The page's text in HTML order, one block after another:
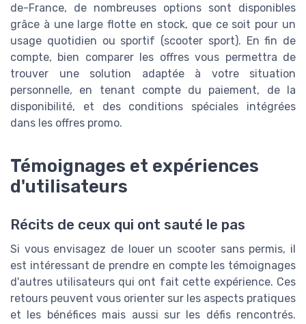
de-France, de nombreuses options sont disponibles
grâce à une large flotte en stock, que ce soit pour un
usage quotidien ou sportif (scooter sport). En fin de
compte, bien comparer les offres vous permettra de
trouver une solution adaptée à votre situation
personnelle, en tenant compte du paiement, de la
disponibilité, et des conditions spéciales intégrées
dans les offres promo.
Témoignages et expériences
d'utilisateurs
Récits de ceux qui ont sauté le pas
Si vous envisagez de louer un scooter sans permis, il
est intéressant de prendre en compte les témoignages
d'autres utilisateurs qui ont fait cette expérience. Ces
retours peuvent vous orienter sur les aspects pratiques
et les bénéfices mais aussi sur les défis rencontrés.